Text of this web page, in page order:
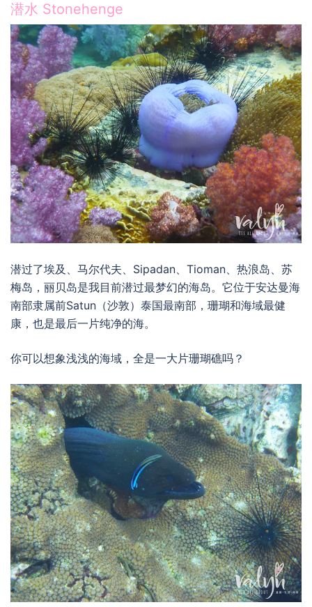
潜水 Stonehenge
潜过了埃及、马尔代夫、Sipadan、Tioman、热浪岛、苏
梅岛，丽贝岛是我目前潜过最梦幻的海岛。它位于安达曼海
南部隶属前Satun（沙敦）泰国最南部，珊瑚和海域最健
康，也是最后一片纯净的海。
你可以想象浅浅的海域，全是一大片珊瑚礁吗？